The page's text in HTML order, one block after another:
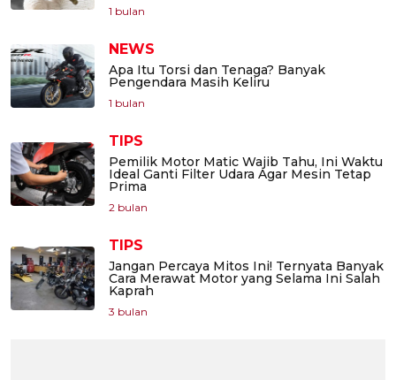
1 bulan
NEWS
Apa Itu Torsi dan Tenaga? Banyak
Pengendara Masih Keliru
1 bulan
TIPS
Pemilik Motor Matic Wajib Tahu, Ini Waktu
Ideal Ganti Filter Udara Agar Mesin Tetap
Prima
2 bulan
TIPS
Jangan Percaya Mitos Ini! Ternyata Banyak
Cara Merawat Motor yang Selama Ini Salah
Kaprah
3 bulan